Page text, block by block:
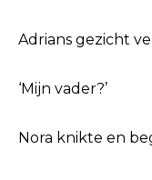
Adrians gezicht
‘Mijn vader?’
Nora knikte en